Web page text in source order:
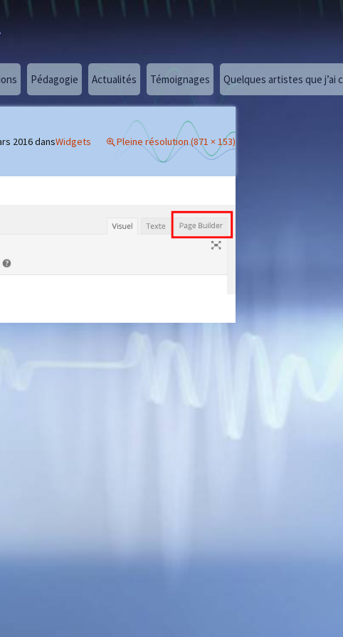
Pédagogie Actualités Témoignages Quelques artistes que j’ai
2016dansWidgets Pleine résolution (871 × 153)